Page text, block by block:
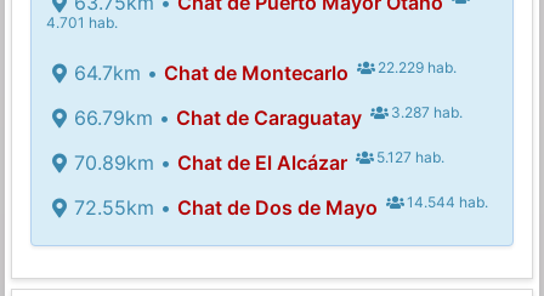
4.701 hab.
64.7km • Chat de Montecarlo 22.229 hab.
66.79km • Chat de Caraguatay 3.287 hab.
70.89km • Chat de El Alcázar 5.127 hab.
72.55km • Chat de Dos de Mayo 14.544 hab.